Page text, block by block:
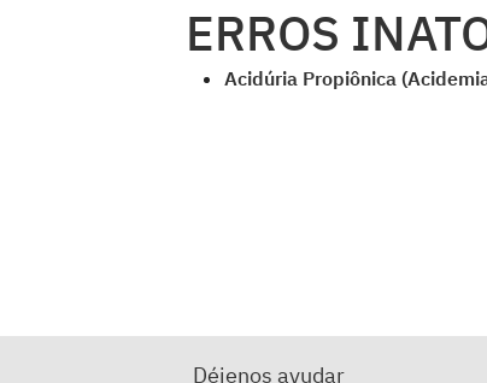
ERROS
Acidúria Propiônica
Déjenos ayudar